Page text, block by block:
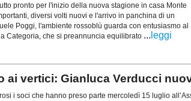
pronto per l'inizio della nuova stagione in casa Monte
diversi volti nuovi e l'arrivo in panchina di un
Poggi, l'ambiente rossoblù guarda con entusiasmo al
Categoria, che si preannuncia equilibrato ... leggi
ai vertici: Gianluca Verducci
i soci che hanno preso parte mercoledì 15 luglio